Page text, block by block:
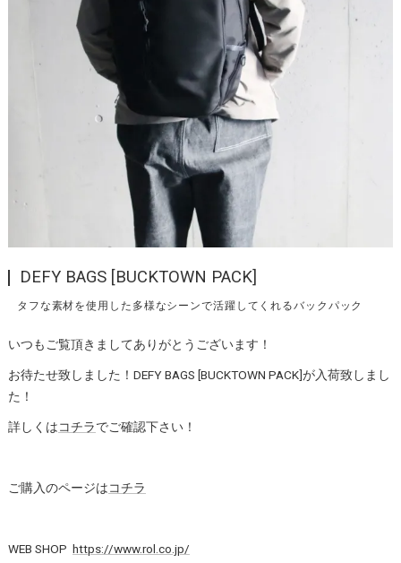
DEFY BAGS [BUCKTOWN PACK]
タフな素材を使用した多様なシーンで活躍してくれるバックパック
いつもご覧頂きましてありがとうございます！
お待たせ致しました！DEFY BAGS [BUCKTOWN PACK]が入荷致しまし
た！
詳しくはコチラでご確認下さい！
ご購入のページはコチラ
WEB SHOP https://www.rol.co.jp/